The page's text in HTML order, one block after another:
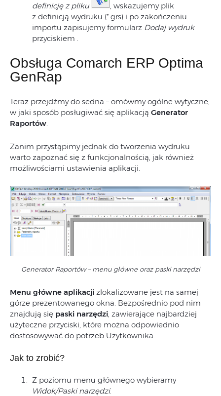
definicję z pliku
, wskazujemy plik
z definicją wydruku (*.grs) i po zakończeniu
importu zapisujemy formularz Dodaj wydruk
przyciskiem .
Obsługa Comarch ERP Optima
GenRap
Teraz przejdźmy do sedna – omówmy ogólne wytyczne,
w jaki sposób posługiwać się aplikacją Generator
Raportów.
Zanim przystąpimy jednak do tworzenia wydruku
warto zapoznać się z funkcjonalnością, jak również
możliwościami ustawienia aplikacji.
Generator Raportów – menu główne oraz paski narzędzi
Menu główne aplikacji zlokalizowane jest na samej
górze prezentowanego okna. Bezpośrednio pod nim
znajdują się paski narzędzi , zawierające najbardziej
użyteczne przyciski, które można odpowiednio
dostosowywać do potrzeb Użytkownika.
Jak to zrobić?
Z poziomu menu głównego wybieramy
Widok/Paski narzędzi.